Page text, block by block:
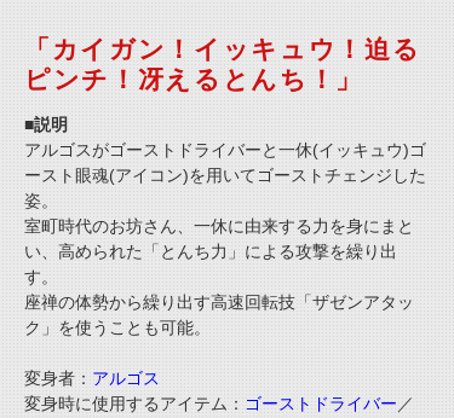
「カイガン！イッキュウ！迫る
ピンチ！冴えるとんち！」
■説明
アルゴスがゴーストドライバーと一休(イッキュウ)ゴ
ースト眼魂(アイコン)を用いてゴーストチェンジした
姿。
室町時代のお坊さん、一休に由来する力を身にまと
い、高められた「とんち力」による攻撃を繰り出
す。
座禅の体勢から繰り出す高速回転技「ザゼンアタッ
ク」を使うことも可能。
変身者： アルゴス
変身時に使用するアイテム： ゴーストドライバー ／